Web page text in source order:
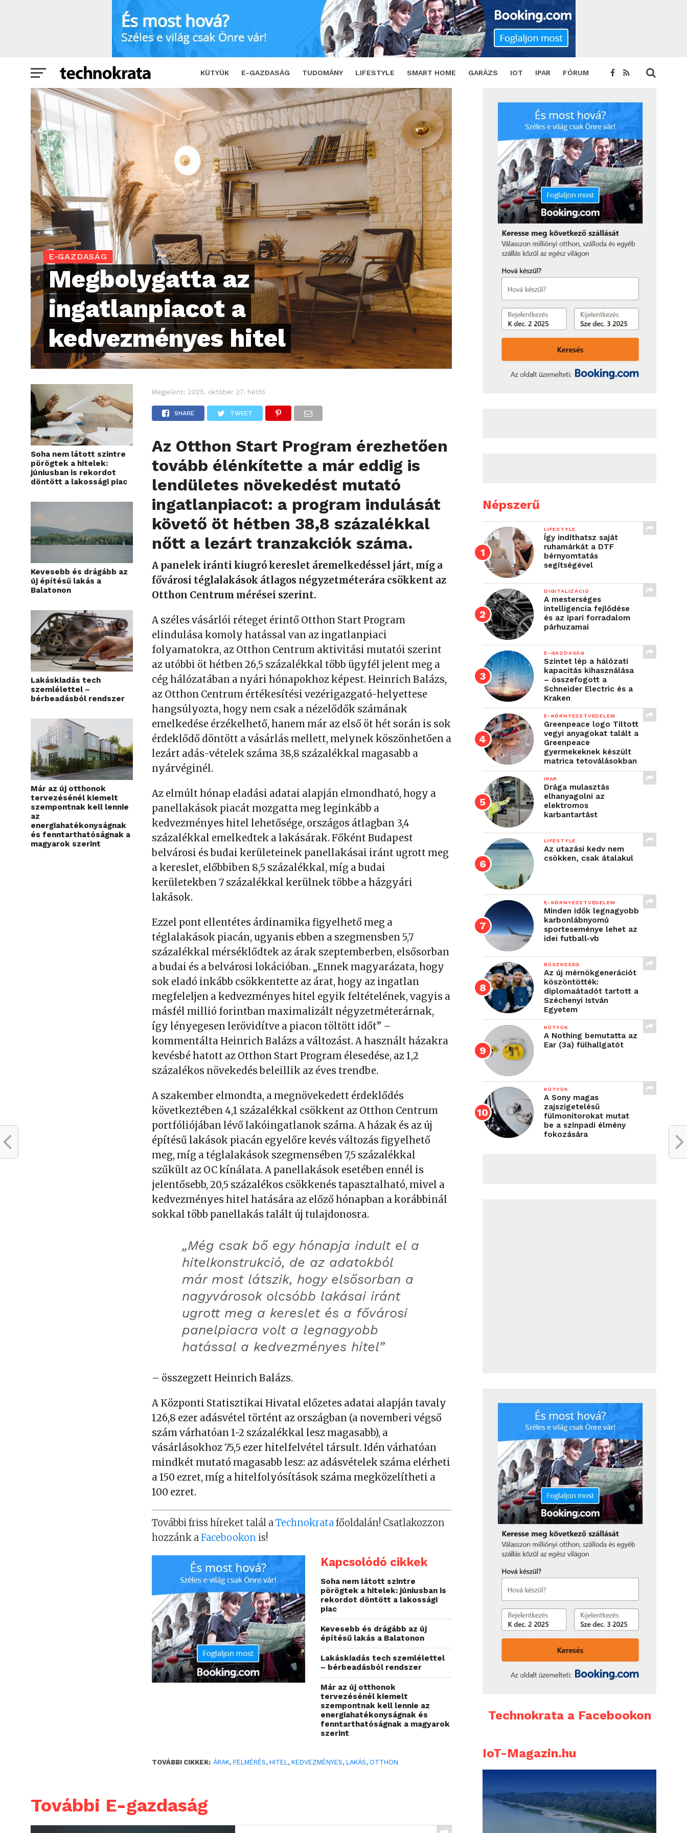
KÜTYÜK E-GAZDASÁG TUDOMÁNY LIFESTYLE SMART HOME GARÁZS IOT IPAR FÓRUM
Megbolygatta az ingatlanpiacot a kedvezményes hitel SHARE TWEET
E-GAZDASÁG
Megbolygatta az
ingatlanpiacot a
kedvezményes hitel
Soha nem látott szintre
pörögtek a hitelek:
júniusban is rekordot
döntött a lakossági piac
Kevesebb és drágább az
új építésű lakás a
Balatonon
Lakáskiadás tech
szemlélettel –
bérbeadásból rendszer
Már az új otthonok
tervezésénél kiemelt
szempontnak kell lennie
az
energiahatékonyságnak
és fenntarthatóságnak a
magyarok szerint
Megjelent: 2025. október 27. hétfő
SHARE TWEET
Az Otthon Start Program érezhetően
tovább élénkítette a már eddig is
lendületes növekedést mutató
ingatlanpiacot: a program indulását
követő öt hétben 38,8 százalékkal
nőtt a lezárt tranzakciók száma.
A panelek iránti kiugró kereslet áremelkedéssel járt, míg a
fővárosi téglalakások átlagos négyzetméterára csökkent az
Otthon Centrum mérései szerint.
A széles vásárlói réteget érintő Otthon Start Program
elindulása komoly hatással van az ingatlanpiaci
folyamatokra, az Otthon Centrum aktivitási mutatói szerint
az utóbbi öt hétben 26,5 százalékkal több ügyfél jelent meg a
cég hálózatában a nyári hónapokhoz képest. Heinrich Balázs,
az Otthon Centrum értékesítési vezérigazgató-helyettese
hangsúlyozta, hogy nem csak a nézelődők számának
emelkedése érzékelhető, hanem már az első öt hét során is sok
érdeklődő döntött a vásárlás mellett, melynek köszönhetően a
lezárt adás-vételek száma 38,8 százalékkal magasabb a
nyárvéginél.
Az elmúlt hónap eladási adatai alapján elmondható, hogy a
panellakások piacát mozgatta meg leginkább a
kedvezményes hitel lehetősége, országos átlagban 3,4
százalékkal emelkedtek a lakásárak. Főként Budapest
belvárosi és budai kerületeinek panellakásai iránt ugrott meg
a kereslet, előbbiben 8,5 százalékkal, míg a budai
kerületekben 7 százalékkal kerülnek többe a házgyári
lakások.
Ezzel pont ellentétes árdinamika figyelhető meg a
téglalakások piacán, ugyanis ebben a szegmensben 5,7
százalékkal mérséklődtek az árak szeptemberben, elsősorban
a budai és a belvárosi lokációban. „Ennek magyarázata, hogy
sok eladó inkább csökkentette az árat, hogy az ingatlan
megfeleljen a kedvezményes hitel egyik feltételének, vagyis a
másfél millió forintban maximalizált négyzetméterárnak,
így lényegesen lerövidítve a piacon töltött időt” –
kommentálta Heinrich Balázs a változást. A használt házakra
kevésbé hatott az Otthon Start Program élesedése, az 1,2
százalékos növekedés beleillik az éves trendbe.
A szakember elmondta, a megnövekedett érdeklődés
következtében 4,1 százalékkal csökkent az Otthon Centrum
portfóliójában lévő lakóingatlanok száma. A házak és az új
építésű lakások piacán egyelőre kevés változás figyelhető
meg, míg a téglalakások szegmensében 7,5 százalékkal
szűkült az OC kínálata. A panellakások esetében ennél is
jelentősebb, 20,5 százalékos csökkenés tapasztalható, mivel a
kedvezményes hitel hatására az előző hónapban a korábbinál
sokkal több panellakás talált új tulajdonosra.
„Még csak bő egy hónapja indult el a
hitelkonstrukció, de az adatokból
már most látszik, hogy elsősorban a
nagyvárosok olcsóbb lakásai iránt
ugrott meg a kereslet és a fővárosi
panelpiacra volt a legnagyobb
hatással a kedvezményes hitel”
– összegzett Heinrich Balázs.
A Központi Statisztikai Hivatal előzetes adatai alapján tavaly
126,8 ezer adásvétel történt az országban (a novemberi végső
szám várhatóan 1-2 százalékkal lesz magasabb), a
vásárlásokhoz 75,5 ezer hitelfelvétel társult. Idén várhatóan
mindkét mutató magasabb lesz: az adásvételek száma elérheti
a 150 ezret, míg a hitelfolyósítások száma megközelítheti a
100 ezret.
További friss híreket talál aTechnokratafőoldalán! Csatlakozzon
hozzánk aFacebookon is!
Kapcsolódó cikkek
Soha nem látott szintre
pörögtek a hitelek: júniusban is
rekordot döntött a lakossági
piac
Kevesebb és drágább az új
építésű lakás a Balatonon
Lakáskiadás tech szemlélettel
– bérbeadásból rendszer
Már az új otthonok
tervezésénél kiemelt
szempontnak kell lennie az
energiahatékonyságnak és
fenntarthatóságnak a magyarok
szerint
TOVÁBBI CIKKEK: ÁRAK,FELMÉRÉS,HITEL,KEDVEZMÉNYES,LAKÁS, OTTHON
További E-gazdaság
Népszerű
LIFESTYLE
Így indíthatsz saját
ruhamárkát a DTF
bérnyomtatás
segítségével
DIGITALIZÁCIÓ
A mesterséges
intelligencia fejlődése
és az ipari forradalom
párhuzamai
E-GAZDASÁG
Szintet lép a hálózati
kapacitás kihasználása
– összefogott a
Schneider Electric és a
Kraken
E-KÖRNYEZETVÉDELEM
Greenpeace logo Tiltott
vegyi anyagokat talált a
Greenpeace
gyermekeknek készült
matrica tetoválásokban
IPAR
Drága mulasztás
elhanyagolni az
elektromos
karbantartást
LIFESTYLE
Az utazási kedv nem
csökken, csak átalakul
E-KÖRNYEZETVÉDELEM
Minden idők legnagyobb
karbonlábnyomú
sporteseménye lehet az
idei futball-vb
BÜSZKESÉG
Az új mérnökgenerációt
köszöntötték:
diplomaátadót tartott a
Széchenyi István
Egyetem
KÜTYÜK
A Nothing bemutatta az
Ear (3a) fülhallgatót
KÜTYÜK
A Sony magas
zajszigetelésű
fülmonitorokat mutat
be a színpadi élmény
fokozására
Technokrata a Facebookon
IoT-Magazin.hu